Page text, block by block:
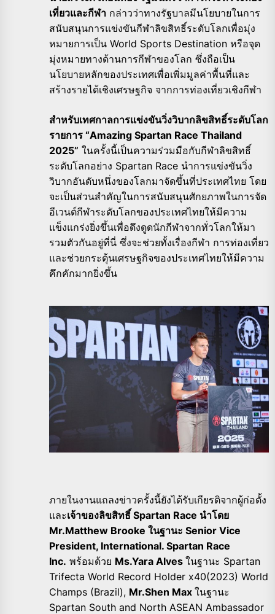
เที่ยวและกีฬา กล่าวว่าทางรัฐบาลมีนโยบายในการ
สนับสนุนการแข่งขันกีฬาลิขสิทธิ์ระดับโลกเพื่อมุ่ง
หมายการเป็น World Sports Destination หรือจุด
มุ่งหมายทางด้านการกีฬาของโลก ซึ่งถือเป็น
นโยบายหลักของประเทศเพื่อเพิ่มมูลค่าพื้นที่และ
สร้างรายได้เชิงเศรษฐกิจ จากการท่องเที่ยวเชิงกีฬา
สำหรับเทศกาลการแข่งขันวิ่งวิบากลิขสิทธิ์ระดับโลก
รายการ “Amazing Spartan Race Thailand
2025” ในครั้งนี้เป็นความร่วมมือกับกีฬาลิขสิทธิ์
ระดับโลกอย่าง Spartan Race นำการแข่งขันวิ่ง
วิบากอันดับหนึ่งของโลกมาจัดขึ้นที่ประเทศไทย โดย
จะเป็นส่วนสำคัญในการสนับสนุนศักยภาพในการจัด
อีเวนต์กีฬาระดับโลกของประเทศไทยให้มีความ
แข็งแกร่งยิ่งขึ้นเพื่อดึงดูดนักกีฬาจากทั่วโลกให้มา
รวมตัวกันอยู่ที่นี่ ซึ่งจะช่วยทั้งเรื่องกีฬา การท่องเที่ยว
และช่วยกระตุ้นเศรษฐกิจของประเทศไทยให้มีความ
คึกคักมากยิ่งขึ้น
ภายในงานแถลงข่าวครั้งนี้ยังได้รับเกียรติจากผู้ก่อตั้ง
และเจ้าของลิขสิทธิ์ Spartan Race นำโดย
Mr.Matthew Brooke ในฐานะ Senior Vice
President, International. Spartan Race
Inc. พร้อมด้วย Ms.Yara Alves ในฐานะ Spartan
Trifecta World Record Holder x40(2023) World
Champs (Brazil), Mr.Shen Max ในฐานะ
Spartan South and North ASEAN Ambassador